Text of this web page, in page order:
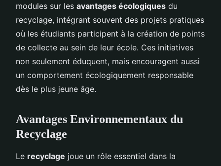
modules sur les avantages écologiques du
recyclage, intégrant souvent des projets pratiques
où les étudiants participent à la création de points
de collecte au sein de leur école. Ces initiatives
non seulement éduquent, mais encouragent aussi
un comportement écologiquement responsable
dès le plus jeune âge.
Avantages Environnementaux du
Recyclage
Le recyclage joue un rôle essentiel dans la